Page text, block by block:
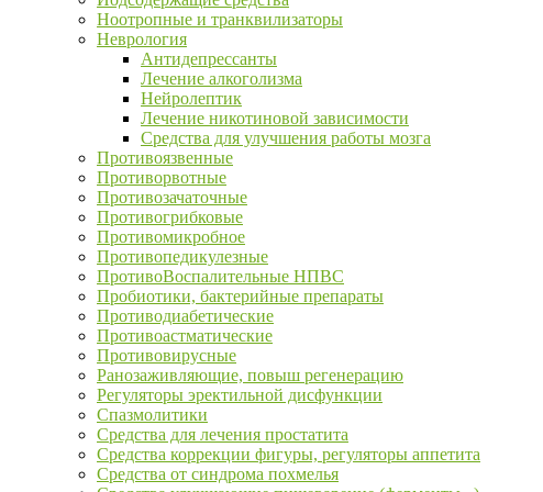
Ноотропные и транквилизаторы
Неврология
Антидепрессанты
Лечение алкоголизма
Нейролептик
Лечение никотиновой зависимости
Средства для улучшения работы мозга
Противоязвенные
Противорвотные
Противозачаточные
Противогрибковые
Противомикробное
Противопедикулезные
ПротивоВоспалительные НПВС
Пробиотики, бактерийные препараты
Противодиабетические
Противоастматические
Противовирусные
Ранозаживляющие, повыш регенерацию
Регуляторы эректильной дисфункции
Спазмолитики
Средства для лечения простатита
Средства коррекции фигуры, регуляторы аппетита
Средства от синдрома похмелья